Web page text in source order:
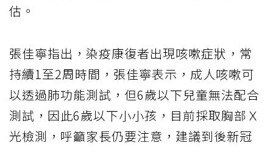
估。
張佳寧指出，染疫康復者出現咳嗽症狀，常
持續1至2周時間，張佳寧表示，成人咳嗽可
以透過肺功能測試，但6歲以下兒童無法配合
測試，因此6歲以下小小孩，目前採取胸部Ｘ
光檢測，呼籲家長仍要注意，建議到後新冠